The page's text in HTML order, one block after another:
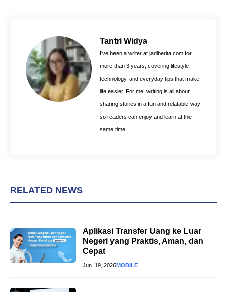
k
e
s
t
A
p
p
Tantri Widya
I’ve been a writer at jadiberita.com for
more than 3 years, covering lifestyle,
technology, and everyday tips that make
life easier. For me, writing is all about
sharing stories in a fun and relatable way
so readers can enjoy and learn at the
same time.
RELATED NEWS
Aplikasi Transfer Uang ke Luar
Negeri yang Praktis, Aman, dan
Cepat
Jun. 19, 2026MOBILE